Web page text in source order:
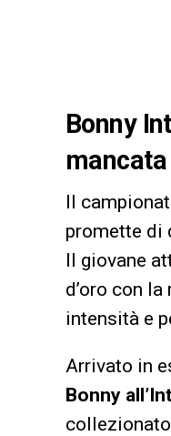
Bonny
Il
promette di
Il giovane
d’oro con la
intensità e
Arrivato in
Bonny